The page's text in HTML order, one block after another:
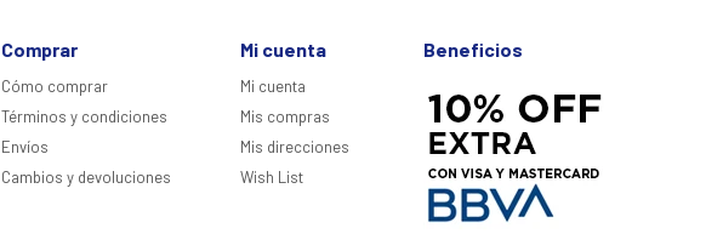
Comprar
Cómo comprar
Términos y condiciones
Envíos
Cambios y devoluciones
Mi cuenta
Mi cuenta
Mis compras
Mis direcciones
Wish List
Beneficios